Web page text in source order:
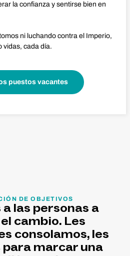
la confianza y sentirse bien en
ni luchando contra el Imperio,
vidas, cada día.
puestos vacantes
DE OBJETIVOS
las personas a
cambio. Les
consolamos, les
marcar una